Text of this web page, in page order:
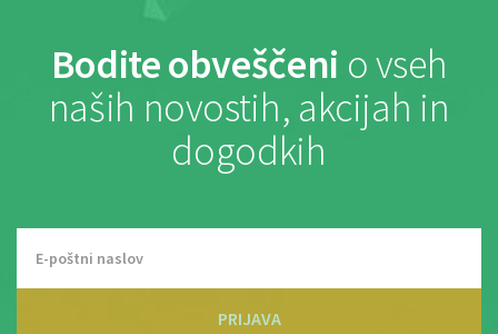
Bodite obveščeni o vseh
naših novostih, akcijah in
dogodkih
PRIJAVA